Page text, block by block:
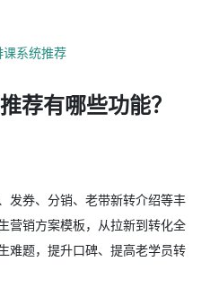
荐有哪些功能？
发券、分销、老带新转介绍等丰
营销方案模板，从拉新到转化全
难题，提升口碑、提高老学员转